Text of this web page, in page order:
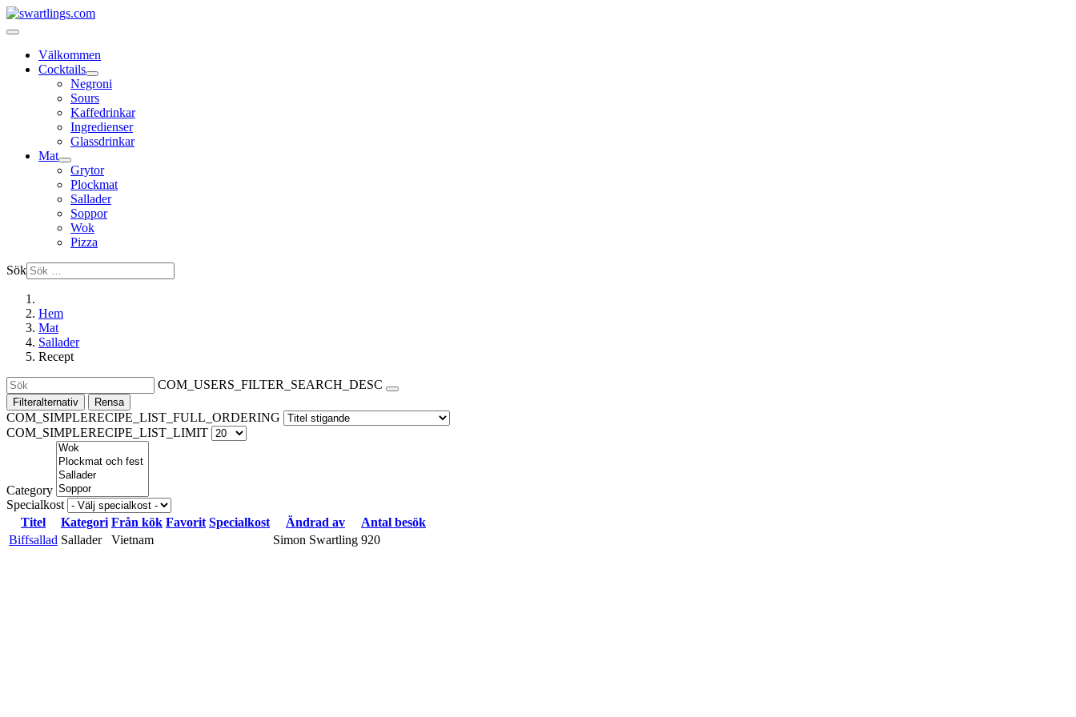
Välkommen
Cocktails
Negroni
Sours
Kaffedrinkar
Ingredienser
Glassdrinkar
Mat
Grytor
Plockmat
Sallader
Soppor
Wok
Pizza
Sök
Hem
Mat
Sallader
Recept
COM_USERS_FILTER_SEARCH_DESC
Filteralternativ Rensa
COM_SIMPLERECIPE_LIST_FULL_ORDERING
COM_SIMPLERECIPE_LIST_LIMIT
Category
Specialkost
Titel
Kategori Från kök Favorit Specialkost Ändrad av
Antal besök
Biffsallad Sallader Vietnam Simon Swartling 920